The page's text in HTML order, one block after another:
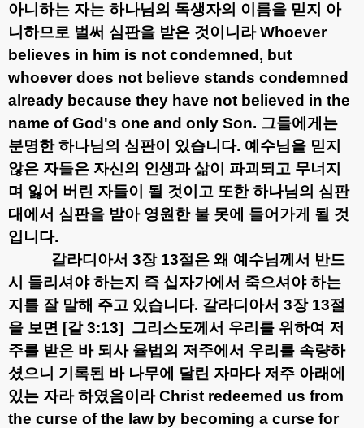
아니하는 자는 하나님의 독생자의 이름을 믿지 아
니하므로 벌써 심판을 받은 것이니라Whoever
believes in him is not condemned, but
whoever does not believe stands condemned
already because they have not believed in the
name of God's one and only Son. 그들에게는
분명한 하나님의 심판이 있습니다. 예수님을 믿지
않은 자들은 자신의 인생과 삶이 파괴되고 무너지
며 잃어 버린 자들이 될 것이고 또한 하나님의 심판
대에서 심판을 받아 영원한 불 못에 들어가게 될 것
입니다.
갈라디아서 3장 13절은 왜 예수님께서 반드
시 들리셔야 하는지 즉 십자가에서 죽으셔야 하는
지를 잘 말해 주고 있습니다. 갈라디아서 3장 13절
을 보면 [갈3:13]
그리스도께서 우리를 위하여 저
주를 받은 바 되사 율법의 저주에서 우리를 속량하
셨으니 기록된 바 나무에 달린 자마다 저주 아래에
있는 자라 하였음이라Christ redeemed us from
the curse of the law by becoming a curse for